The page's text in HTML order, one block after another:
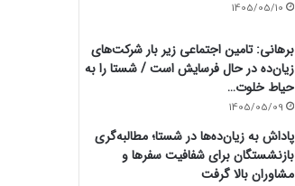
1405/05/10
برهانی: تامین اجتماعی زیر بار شرکت‌های
زیان‌ده در حال فرسایش است / شستا را به
حیاط خلوت…
1405/05/09
پاداش به زیان‌ده‌ها در شستا؛ مطالبه‌گری
بازنشستگان برای شفافیت سفرها و
مشاوران بالا گرفت